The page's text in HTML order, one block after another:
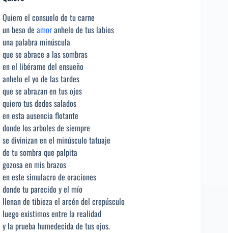
Quiero el consuelo de tu carne
un beso de amoranhelo de tus labios
una palabra minúscula
que se abrace a las sombras
en el libérame del ensueño
anhelo el yo de las tardes
que se abrazan en tus ojos
quiero tus dedos salados
en esta ausencia flotante
donde los arboles de siempre
se divinizan en el minúsculo tatuaje
de tu sombra que palpita
gozosa en mis brazos
en este simulacro de oraciones
donde tu parecido y el mío
llenan de tibieza el arcén del crepúsculo
luego existimos entre la realidad
y la prueba humedecida de tus ojos.